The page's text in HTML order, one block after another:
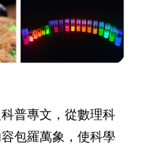
普專文，從數理科
包羅萬象，使科學